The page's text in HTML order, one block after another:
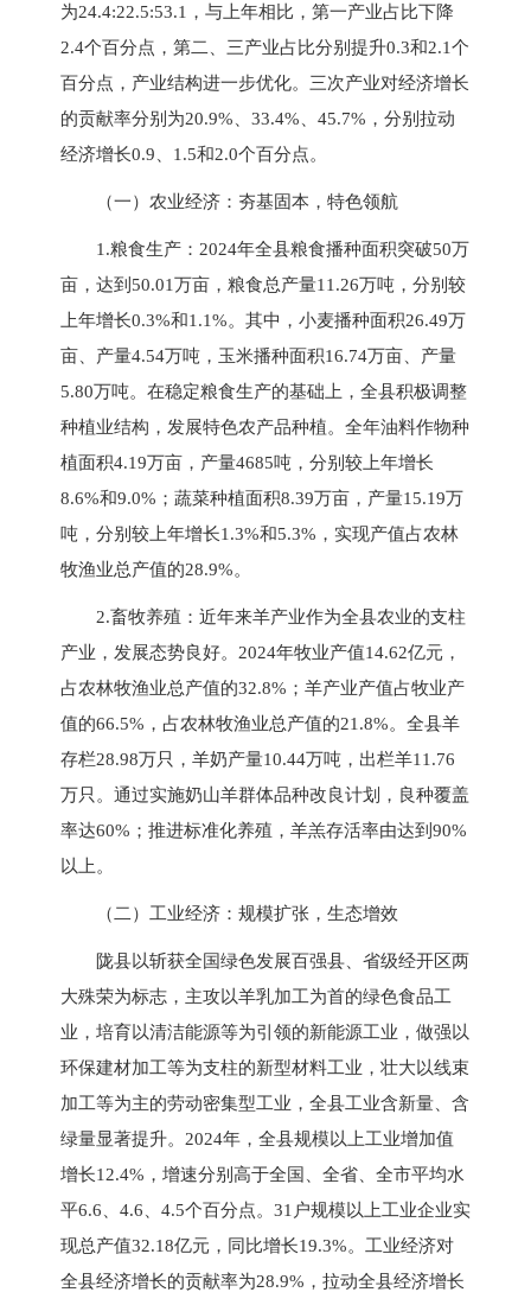
为24.4:22.5:53.1，与上年相比，第一产业占比下降
2.4个百分点，第二、三产业占比分别提升0.3和2.1个
百分点，产业结构进一步优化。三次产业对经济增长
的贡献率分别为20.9%、33.4%、45.7%，分别拉动
经济增长0.9、1.5和2.0个百分点。
（一）农业经济：夯基固本，特色领航
1.粮食生产：2024年全县粮食播种面积突破50万
亩，达到50.01万亩，粮食总产量11.26万吨，分别较
上年增长0.3%和1.1%。其中，小麦播种面积26.49万
亩、产量4.54万吨，玉米播种面积16.74万亩、产量
5.80万吨。在稳定粮食生产的基础上，全县积极调整
种植业结构，发展特色农产品种植。全年油料作物种
植面积4.19万亩，产量4685吨，分别较上年增长
8.6%和9.0%；蔬菜种植面积8.39万亩，产量15.19万
吨，分别较上年增长1.3%和5.3%，实现产值占农林
牧渔业总产值的28.9%。
2.畜牧养殖：近年来羊产业作为全县农业的支柱
产业，发展态势良好。2024年牧业产值14.62亿元，
占农林牧渔业总产值的32.8%；羊产业产值占牧业产
值的66.5%，占农林牧渔业总产值的21.8%。全县羊
存栏28.98万只，羊奶产量10.44万吨，出栏羊11.76
万只。通过实施奶山羊群体品种改良计划，良种覆盖
率达60%；推进标准化养殖，羊羔存活率由达到90%
以上。
（二）工业经济：规模扩张，生态增效
陇县以斩获全国绿色发展百强县、省级经开区两
大殊荣为标志，主攻以羊乳加工为首的绿色食品工
业，培育以清洁能源等为引领的新能源工业，做强以
环保建材加工等为支柱的新型材料工业，壮大以线束
加工等为主的劳动密集型工业，全县工业含新量、含
绿量显著提升。2024年，全县规模以上工业增加值
增长12.4%，增速分别高于全国、全省、全市平均水
平6.6、4.6、4.5个百分点。31户规模以上工业企业实
现总产值32.18亿元，同比增长19.3%。工业经济对
全县经济增长的贡献率为28.9%，拉动全县经济增长